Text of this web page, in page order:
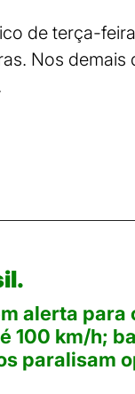
de terça-
Nos
alerta para
100 km/h;
paralisam